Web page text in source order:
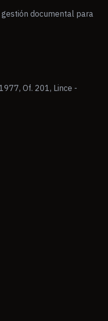
documental para
Of. 201, Lince -